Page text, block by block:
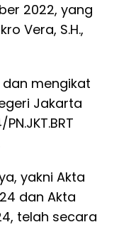
2022, yang
Vera, S.H.,
mengikat
Jakarta
yakni Akta
dan Akta
telah secara